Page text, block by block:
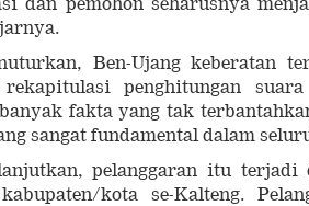
Ben-Ujang keberatan
penghitungan
fakta yang tak
sangat fundamental dalam
pelanggaran itu
kota se-Kalteng.